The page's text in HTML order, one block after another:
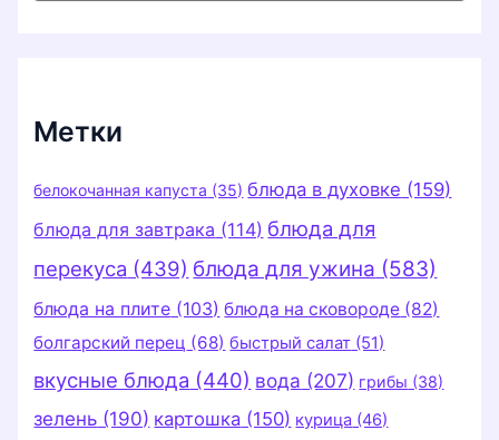
Метки
белокочанная капуста (35) блюда в духовке (159)
блюда для завтрака (114) блюда для
перекуса (439) блюда для ужина (583)
блюда на плите (103) блюда на сковороде (82)
болгарский перец (68) быстрый салат (51)
вкусные блюда (440) вода (207) грибы (38)
зелень (190) картошка (150) курица (46)